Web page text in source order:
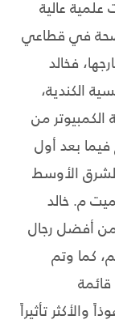
علمية عالية
في قطاعي
فخالد
الكندية،
من
عام 2006 ، وأصبح فيما بعد أول
الأوسط
2010 تمت تسميت م. خالد
أفضل رجال
كما وتم
والأكثر تأثيراً